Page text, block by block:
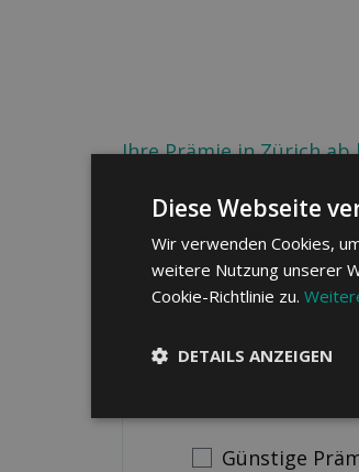
Ihre Prämie in Zürich ab
Jetzt
gratis anfordern
Was ist Ihnen bei
Günstige
Diese Webseite
Wir verwenden Cookies,
weitere Nutzung unserer
Cookie-Richtlinie zu.
DETAILS ANZEIGEN